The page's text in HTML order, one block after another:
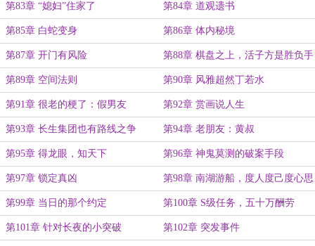
第83章 “媳妇”住家了 第84章 道观遗书
第85章 白蛇变身 第86章 体内秘境
第87章 开门有风险 第88章 棋盘之上，活子方是胜负手
第89章 空间法则 第90章 风雅超然丁若水
第91章 很老的梗了：假男友 第92章 赏画说人生
第93章 长生集团也有路线之争 第94章 老朋友：黄叔
第95章 得龙眼，知天下 第96章 神鬼莫测的破案手段
第97章 锁定真凶 第98章 南湖游船，度人度己度心思
第99章 当日的那个约定 第100章 S级任务，五十万酬劳
第101章 针对长夜的小突破 第102章 突发事件